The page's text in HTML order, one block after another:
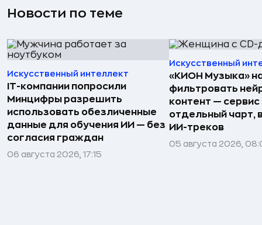
Новости по теме
Искусственный интеллект
IT-компании попросили
Минцифры разрешить
использовать обезличенные
данные для обучения ИИ — без
согласия граждан
06 августа 2026, 17:15
Искусственный
«КИОН Музыка»
фильтровать
контент — сервис
отдельный чарт,
ИИ-треков
05 августа 2026,